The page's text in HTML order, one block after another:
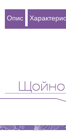
Опис
Щойно